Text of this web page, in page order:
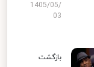
1405/05/
03
بازگشت